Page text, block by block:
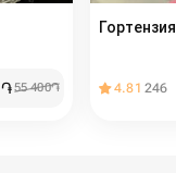
֏55 400֏
Гортензия
4.81 246